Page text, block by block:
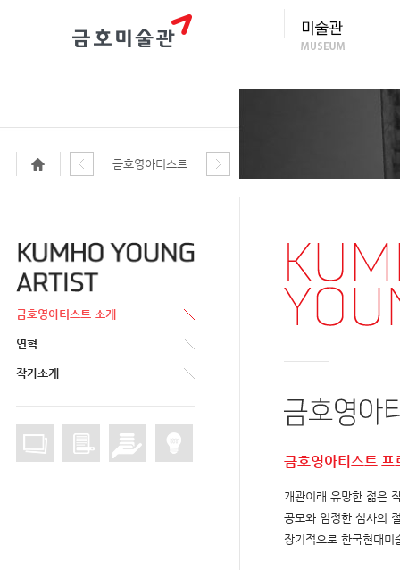
금호영아티스트
금호영아티스트 소개
연혁
작가소개
금호영아티스트 프
개관이래 유망한 젊은
공모와 엄정한 심사의
장기적으로 한국현대